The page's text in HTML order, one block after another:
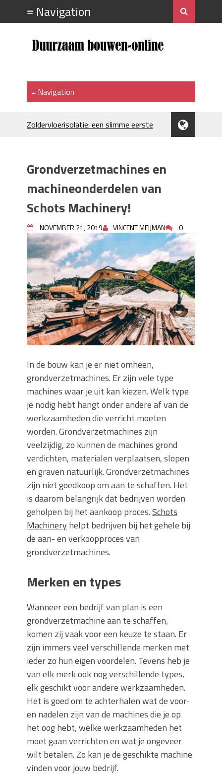
Zoldervloerisolatie: een slimme eerste
Je huis koelen: alles behalve duur
Hoe draagt je inrichting bij aan je
merkimago?
Houtpellets als duurzame
Wanneer moet je een specialist
inschakelen bij rioolproblemen?
Slimme oplossingen voor lekkages en
verstoppingen
Betonplex: Het Veelzijdige
Plaatmateriaal voor Moderne Projecten
Woonstijlen die perfect passen bij
duurzaam bouwen
Oma weet raadt bij cementsluier:
natuurlijke oplossingen
Grondverzetmachines en
machineonderdelen van
Schots Machinery!
NOVEMBER 21, 2019 VINCENT MEIJMAN 0
In de bouw kan je er niet omheen,
grondverzetmachines. Er zijn vele type
machines waar je uit kan kiezen. Welk type
je nodig hebt hangt onder andere af van de
werkzaamheden die verricht moeten
worden. Grondverzetmachines zijn
veelzijdig, zo kunnen de machines grond
verdichten, materialen verplaatsen, slopen
en graven natuurlijk. Grondverzetmachines
zijn niet goedkoop om aan te schaffen. Het
is daarom belangrijk dat bedrijven worden
geholpen bij het aankoop proces.Schots
Machineryhelpt bedrijven bij het gehele bij
de aan- en verkoopproces van
grondverzetmachines.
Merken en types
Wanneer een bedrijf van plan is een
grondverzetmachine aan te schaffen,
komen zij vaak voor een keuze te staan. Er
zijn immers veel verschillende merken met
ieder zo hun eigen voordelen. Tevens heb je
van elk merk ook nog verschillende types,
elk geschikt voor andere werkzaamheden.
Het is goed om te achterhalen wat de voor-
en nadelen zijn van de machines die je op
het oog hebt, welke werkzaamheden het
moet gaan verrichten en wat je ongeveer
wilt betalen. Zo kan je de geschikte machine
vinden voor jouw bedrijf.